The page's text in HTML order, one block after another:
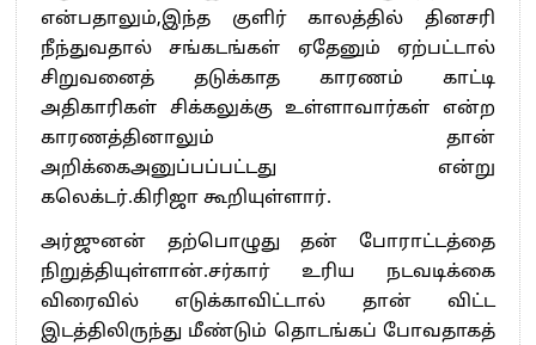
என்பதாலும்,இந்த குளிர் காலத்தில் தினசரி
நீந்துவதால் சங்கடங்கள் ஏதேனும் ஏற்பட்டால்
சிறுவனைத் தடுக்காத காரணம் காட்டி
அதிகாரிகள் சிக்கலுக்கு உள்ளாவார்கள் என்ற
காரணத்தினாலும் தான்
அறிக்கைஅனுப்பப்பட்டது என்று
கலெக்டர்.கிரிஜா கூறியுள்ளார்.
அர்ஜுனன் தற்பொழுது தன் போராட்டத்தை
நிறுத்தியுள்ளான்.சர்கார் உரிய நடவடிக்கை
விரைவில் எடுக்காவிட்டால் தான் விட்ட
இடத்திலிருந்து மீண்டும் தொடங்கப் போவதாகத்